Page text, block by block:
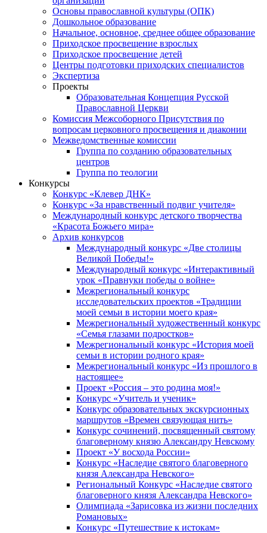
Основы православной культуры (ОПК)
Дошкольное образование
Начальное, основное, среднее общее образование
Приходское просвещение взрослых
Приходское просвещение детей
Центры подготовки приходских специалистов
Экспертиза
Проекты
Образовательная Концепция Русской
Православной Церкви
Комиссия Межсоборного Присутствия по
вопросам церковного просвещения и диаконии
Межведомственные комиссии
Группа по созданию образовательных
центров
Группа по теологии
Конкурсы
Конкурс «Клевер ДНК»
Конкурс «За нравственный подвиг учителя»
Международный конкурс детского творчества
«Красота Божьего мира»
Архив конкурсов
Международный конкурс «Две столицы
Великой Победы!»
Международный конкурс «Интерактивный
урок «Правнуки победы о войне»
Межрегиональный конкурс
исследовательских проектов «Традиции
моей семьи в истории моего края»
Межрегиональный художественный конкурс
«Семья глазами подростков»
Межрегиональный конкурс «История моей
семьи в истории родного края»
Межрегиональный конкурс «Из прошлого в
настоящее»
Проект «Россия – это родина моя!»
Конкурс «Учитель и ученик»
Конкурс образовательных экскурсионных
маршрутов «Времен связующая нить»
Конкурс сочинений, посвященный святому
благоверному князю Александру Невскому
Проект «У восхода России»
Конкурс «Наследие святого благоверного
князя Александра Невского»
Региональный Конкурс «Наследие святого
благоверного князя Александра Невского»
Олимпиада «Зарисовка из жизни последних
Романовых»
Конкурс «Путешествие к истокам»